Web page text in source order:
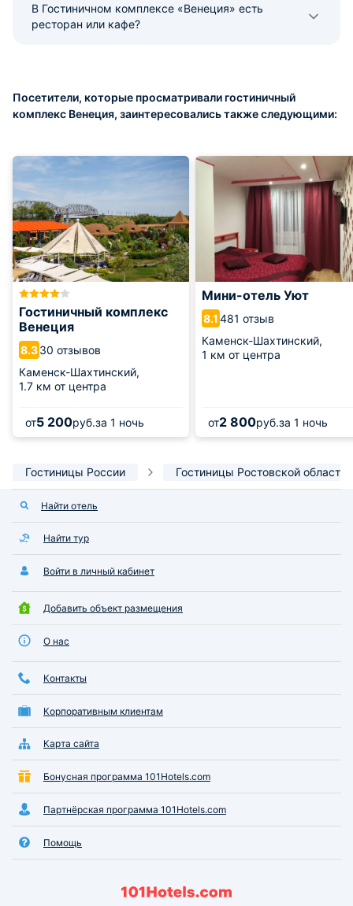
В Гостиничном комплексе «Венеция» есть
ресторан или кафе?
Посетители, которые просматривали гостиничный
комплекс Венеция, заинтересовались также следующими:
Гостиничный комплекс
Венеция
8.330 отзывов
Каменск-Шахтинский,
1.7 км от центра
от5 200руб.за 1 ночь
Мини-отель Уют
8.1481 отзыв
Каменск-Шахтинский,
1 км от центра
от2 800руб.за 1 ночь
Гостиницы России Гостиницы Ростовской области
Найти отель
Найти тур
Войти в личный кабинет
Добавить объект размещения
О нас
Контакты
Корпоративным клиентам
Карта сайта
Бонусная программа 101Hotels.com
Партнёрская программа 101Hotels.com
Помощь